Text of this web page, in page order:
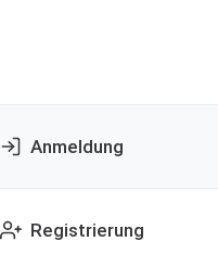
Anmeldung
Registrierung